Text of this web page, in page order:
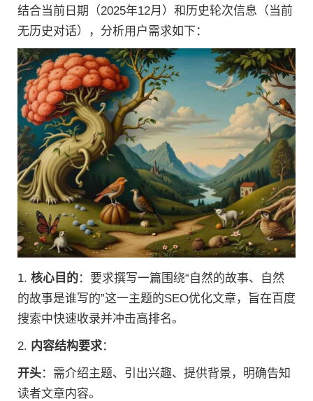
结合当前日期（2025年12月）和历史轮次信息（当前
无历史对话），分析用户需求如下：
1. 核心目的：要求撰写一篇围绕“自然的故事、自然
的故事是谁写的”这一主题的SEO优化文章，旨在百度
搜索中快速收录并冲击高排名。
2. 内容结构要求：
开头：需介绍主题、引出兴趣、提供背景，明确告知
读者文章内容。